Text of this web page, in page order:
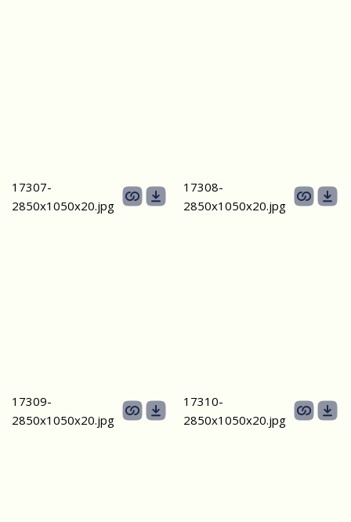
17307-
2850х1050х20.jpg
17308-
2850х1050х20.jpg
17309-
2850х1050х20.jpg
17310-
2850х1050х20.jpg